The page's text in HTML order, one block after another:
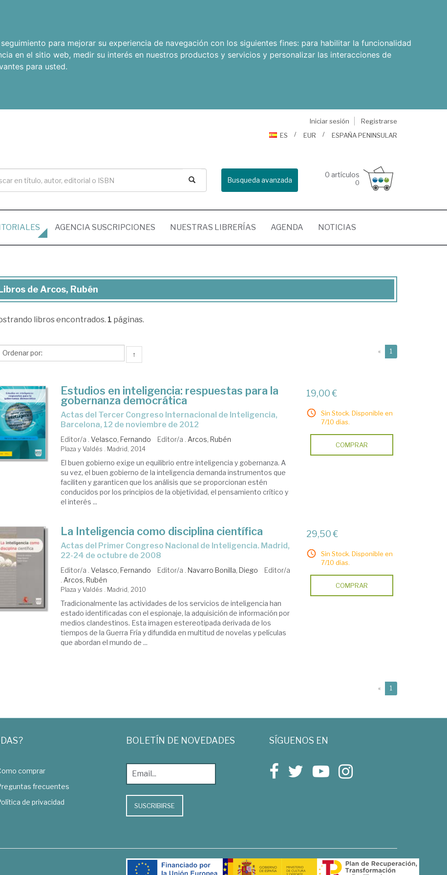
para mejorar su experiencia de navegación con los siguientes fines: para habilitar la funcionalidad
en el sitio web, medir su interés en nuestros productos y servicios y personalizar las interacciones de
para usted.
Iniciar sesión
Registrarse
ES
EUR ESPAÑA PENINSULAR
Busqueda avanzada
0 artículos
0
AGENCIA SUSCRIPCIONES NUESTRAS LIBRERÍAS AGENDA NOTICIAS
Libros de Arcos, Rubén
libros encontrados. 1 páginas.
↑ « 1
Estudios en inteligencia: respuestas para la
gobernanza democrática
Actas del Tercer Congreso Internacional de Inteligencia,
Barcelona, 12 de noviembre de 2012
Editor/a .Velasco, Fernando Editor/a . Arcos, Rubén
Plaza y Valdés . Madrid, 2014
El buen gobierno exige un equilibrio entre inteligencia y gobernanza. A
su vez, el buen gobierno de la inteligencia demanda instrumentos que
faciliten y garanticen que los análisis que se proporcionan estén
conducidos por los principios de la objetividad, el pensamiento crítico y
el interés ...
19,00 €
Sin Stock. Disponible en
7/10 días.
COMPRAR
La Inteligencia como disciplina científica
Actas del Primer Congreso Nacional de Inteligencia. Madrid,
22-24 de octubre de 2008
Editor/a .Velasco, Fernando Editor/a . Navarro Bonilla, Diego
Editor/a
. Arcos, Rubén
Plaza y Valdés . Madrid, 2010
Tradicionalmente las actividades de los servicios de inteligencia han
estado identificadas con el espionaje, la adquisición de información por
medios clandestinos. Esta imagen estereotipada derivada de los
tiempos de la Guerra Fría y difundida en multitud de novelas y películas
que abordan el mundo de ...
29,50 €
Sin Stock. Disponible en
7/10 días.
COMPRAR
« 1
comprar
frecuentes
de privacidad
BOLETÍN DE NOVEDADES
SUSCRIBIRSE
SÍGUENOS EN